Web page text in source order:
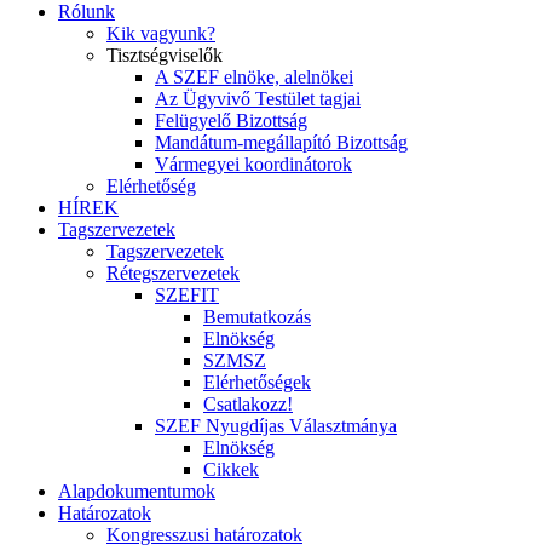
Rólunk
Kik vagyunk?
Tisztségviselők
A SZEF elnöke, alelnökei
Az Ügyvivő Testület tagjai
Felügyelő Bizottság
Mandátum-megállapító Bizottság
Vármegyei koordinátorok
Elérhetőség
HÍREK
Tagszervezetek
Tagszervezetek
Rétegszervezetek
SZEFIT
Bemutatkozás
Elnökség
SZMSZ
Elérhetőségek
Csatlakozz!
SZEF Nyugdíjas Választmánya
Elnökség
Cikkek
Alapdokumentumok
Határozatok
Kongresszusi határozatok